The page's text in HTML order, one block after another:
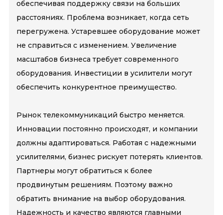
обеспечивая поддержку связи на больших
расстояниях. Проблема возникает, когда сеть
перегружена. Устаревшее оборудование может
не справиться с изменением. Увеличение
масштабов бизнеса требует современного
оборудования. Инвестиции в усилители могут
обеспечить конкурентное преимущество.
Рынок телекоммуникаций быстро меняется.
Инновации постоянно происходят, и компании
должны адаптироваться. Работая с надежными
усилителями, бизнес рискует потерять клиентов.
Партнеры могут обратиться к более
продвинутым решениям. Поэтому важно
обратить внимание на выбор оборудования.
Надежность и качество являются главными